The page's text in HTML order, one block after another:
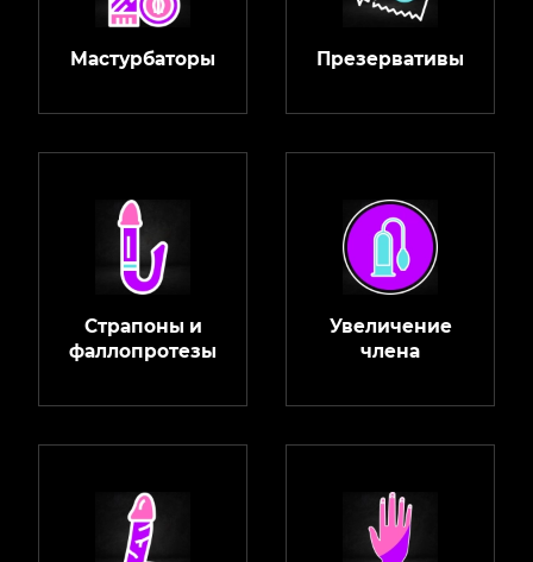
Мастурбаторы Презервативы
Страпоны и
фаллопротезы
Увеличение
члена